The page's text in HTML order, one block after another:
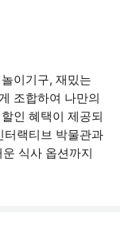
이기구, 재밌는
조합하여 나만의
인 혜택이 제공되
터랙티브 박물관과
식사 옵션까지